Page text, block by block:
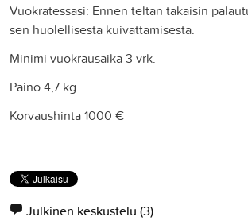
Vuokratessasi: Ennen teltan takaisin
sen huolellisesta kuivattamisesta.
Minimi vuokrausaika 3 vrk.
Paino 4,7 kg
Korvaushinta 1000 €
Julkinen keskustelu (3)